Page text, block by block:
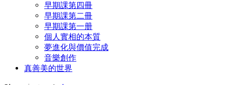
早期課第四冊
早期課第二冊
早期課第一册
個人實相的本質
夢進化與價值完成
音樂創作
真善美的世界